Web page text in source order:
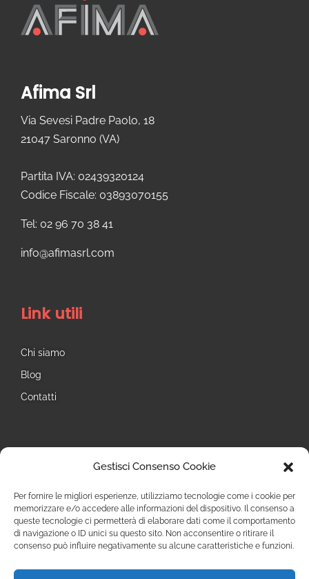
Gestisci Consenso Cookie
Per fornire le migliori esperienze, utilizziamo tecnologie come i cookie per
memorizzare e/o accedere alle informazioni del dispositivo. Il consenso a
queste tecnologie ci permetterà di elaborare dati come il comportamento
di navigazione o ID unici su questo sito. Non acconsentire o ritirare il
consenso può influire negativamente su alcune caratteristiche e funzioni.
Afima Srl
Via Sevesi Padre Paolo, 18
21047 Saronno (VA)
Partita IVA: 02439320124
Codice Fiscale: 03893070155
Tel: 02 96 70 38 41
info@afimasrl.com​
Link utili
Chi siamo
Blog
Contatti
Instagram